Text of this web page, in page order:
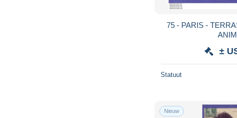
75 - PARIS - TERRASSE MARGUERY -
±
Statuut
Nieuw